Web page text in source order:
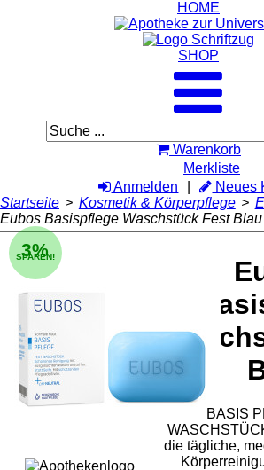
HOME
SHOP
Warenkorb
Merkliste
Anmelden
Neues
Startseite > Kosmetik & Körperpflege >
Eubos Basispflege Waschstück Fest Blau
3%
SPAREN!
BASIS
die tägliche,